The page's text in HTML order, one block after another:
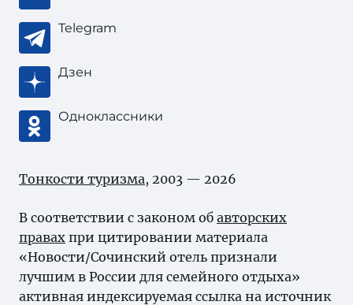
Telegram
Дзен
Одноклассники
Тонкости туризма, 2003 — 2026
В соответствии с законом об авторских
правах при цитировании материала
«Новости/Сочинский отель признали
лучшим в России для семейного отдыха»
активная индексируемая ссылка на источник